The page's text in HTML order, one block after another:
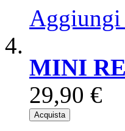
Aggiungi
MINI
29,90 €
Acquista